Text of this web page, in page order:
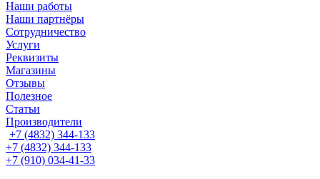
Наши работы
Наши партнёры
Сотрудничество
Услуги
Реквизиты
Магазины
Отзывы
Полезное
Статьи
Производители
+7 (4832) 344-133
+7 (4832) 344-133
+7 (910) 034-41-33